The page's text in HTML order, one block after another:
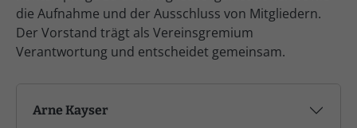
die Aufnahme und der Ausschluss von Mitgliedern.
Der Vorstand trägt als Vereinsgremium
Verantwortung und entscheidet gemeinsam.
Arne Kayser